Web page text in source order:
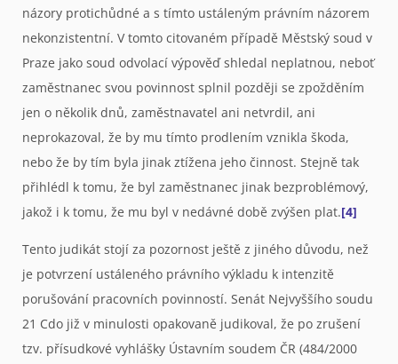
názory protichůdné a s tímto ustáleným právním názorem
nekonzistentní. V tomto citovaném případě Městský soud v
Praze jako soud odvolací výpověď shledal neplatnou, neboť
zaměstnanec svou povinnost splnil později se zpožděním
jen o několik dnů, zaměstnavatel ani netvrdil, ani
neprokazoval, že by mu tímto prodlením vznikla škoda,
nebo že by tím byla jinak ztížena jeho činnost. Stejně tak
přihlédl k tomu, že byl zaměstnanec jinak bezproblémový,
jakož i k tomu, že mu byl v nedávné době zvýšen plat.[4]
Tento judikát stojí za pozornost ještě z jiného důvodu, než
je potvrzení ustáleného právního výkladu k intenzitě
porušování pracovních povinností. Senát Nejvyššího soudu
21 Cdo již v minulosti opakovaně judikoval, že po zrušení
tzv. přísudkové vyhlášky Ústavním soudem ČR (484/2000